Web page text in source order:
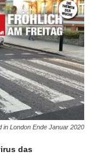
in London Ende Januar 2020
das